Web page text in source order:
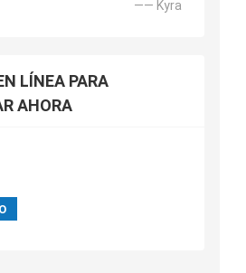
—— Kyra
LÍNEA PARA
AHORA